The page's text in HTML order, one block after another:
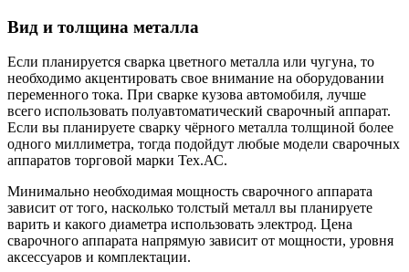
Вид и толщина металла
Если планируется сварка цветного металла или чугуна, то
необходимо акцентировать свое внимание на оборудовании
переменного тока. При сварке кузова автомобиля, лучше
всего использовать полуавтоматический сварочный аппарат.
Если вы планируете сварку чёрного металла толщиной более
одного миллиметра, тогда подойдут любые модели сварочных
аппаратов торговой марки Тех.АС.
Минимально необходимая мощность сварочного аппарата
зависит от того, насколько толстый металл вы планируете
варить и какого диаметра использовать электрод. Цена
сварочного аппарата напрямую зависит от мощности, уровня
аксессуаров и комплектации.